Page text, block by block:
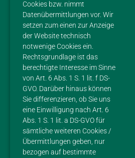
HOME
HOF
PRODUKTE
IMPRESSIONEN
FLEISCH
REZEPTE
IMPRESSUM
Cookies bzw. nimmt
Datenübermittlungen vor. Wir
setzen zum einen zur Anzeige
der Website technisch
notwenige Cookies ein.
Rechtsgrundlage ist das
berechtigte Interesse im Sinne
von Art. 6 Abs. 1 S. 1 lit. f DS-
GVO. Darüber hinaus können
Sie differenzieren, ob Sie uns
eine Einwilligung nach Art. 6
Abs. 1 S. 1 lit. a DS-GVO für
sämtliche weiteren Cookies /
Übermittlungen geben, nur
bezogen auf bestimmte